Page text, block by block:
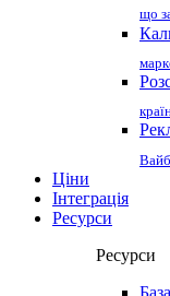
що
Ціни
Інтеграція
Ресурси
Ресурси